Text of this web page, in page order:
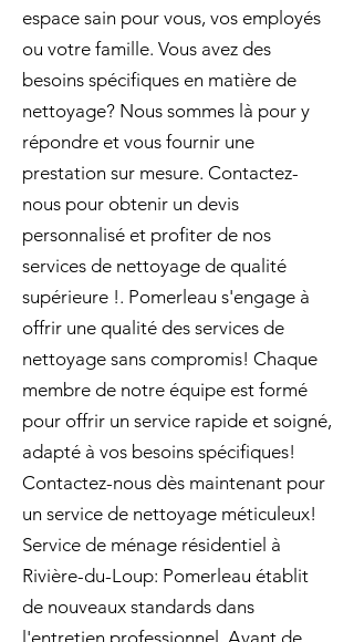
espace sain pour vous, vos employés
ou votre famille. Vous avez des
besoins spécifiques en matière de
nettoyage? Nous sommes là pour y
répondre et vous fournir une
prestation sur mesure. Contactez-
nous pour obtenir un devis
personnalisé et profiter de nos
services de nettoyage de qualité
supérieure !. Pomerleau s'engage à
offrir une qualité des services de
nettoyage sans compromis! Chaque
membre de notre équipe est formé
pour offrir un service rapide et soigné,
adapté à vos besoins spécifiques!
Contactez-nous dès maintenant pour
un service de nettoyage méticuleux!
Service de ménage résidentiel à
Rivière-du-Loup: Pomerleau établit
de nouveaux standards dans
l'entretien professionnel. Avant de